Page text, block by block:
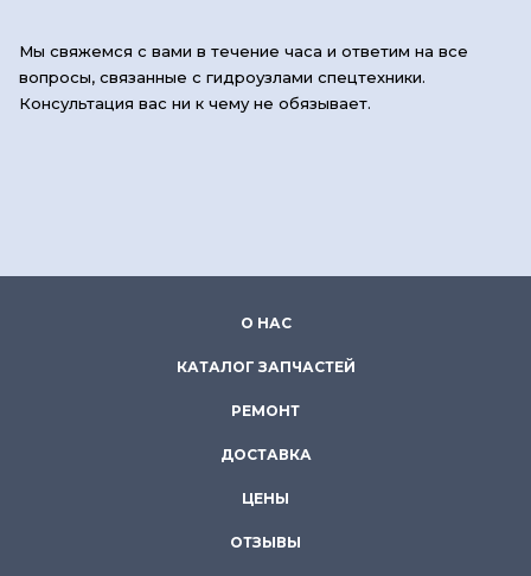
Мы свяжемся с вами в течение часа и ответим на все
вопросы, связанные с гидроузлами спецтехники.
Консультация вас ни к чему не обязывает.
О НАС
КАТАЛОГ ЗАПЧАСТЕЙ
РЕМОНТ
ДОСТАВКА
ЦЕНЫ
ОТЗЫВЫ